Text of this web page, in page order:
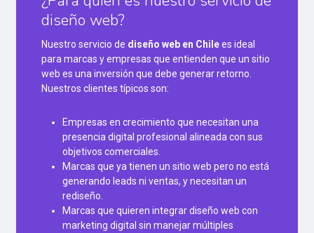
diseño web?
Nuestro servicio de diseño web en Chilees ideal
para marcas y empresas que entienden que un sitio
web es una inversión que debe generar retorno.
Nuestros clientes típicos son:
Empresas en crecimiento que necesitan una
presencia digital profesional alineada con sus
objetivos comerciales.
Marcas que ya tienen un sitio web pero no está
generando leads ni ventas, y necesitan un
rediseño.
Marcas que quieren integrar diseño web con
marketing digital sin manejar múltiples